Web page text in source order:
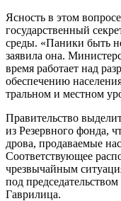
Ясность в этом
госу­дарственный
среды. «Паники быть
заявила она.
время работает над
обеспечению
тральном и местном
Правительство
из Резервного фонда,
дрова, про­даваемые
Соответствующее
чрезвычайным
под
Гаврилица.